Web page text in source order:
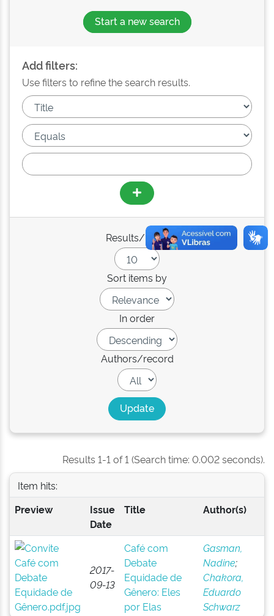
Start a new search
Add filters:
Use filters to refine the search results.
Results/Page
Sort items by
In order
Authors/record
Results 1-1 of 1 (Search time: 0.002 seconds).
Item hits:
Preview
Issue
Date
Title Author(s)
2017-
09-13
Café com
Debate
Equidade de
Gênero: Eles
por Elas
Gasman,
Nadine;
Chakora,
Eduardo
Schwarz